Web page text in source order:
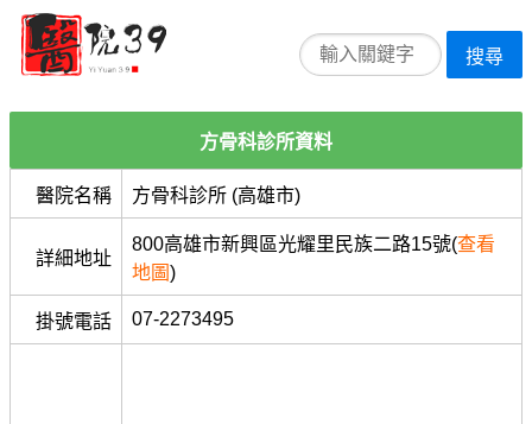
搜尋
方骨科診所資料
醫院名稱 方骨科診所 (高雄市)
詳細地址
800高雄市新興區光耀里民族二路15號(查看
地圖)
掛號電話 07-2273495